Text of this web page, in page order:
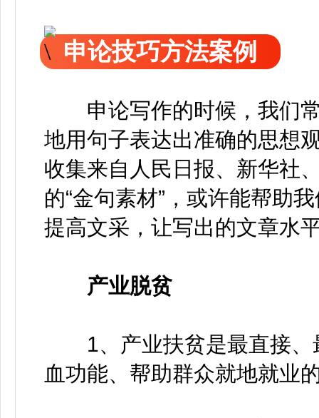
申论技巧方法案例
申论写作的时候，我们
地用句子表达出准确的思想
收集来自人民日报、新华社
的“金句素材”，或许能帮助
提高文采，让写出的文章水
产业脱贫
1、产业扶贫是最直接、
血功能、帮助群众就地就业